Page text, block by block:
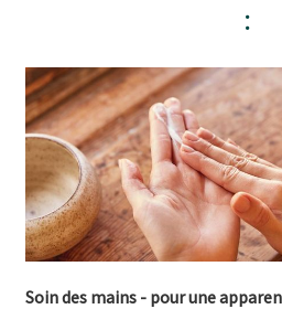
:
Soin des mains - pour une